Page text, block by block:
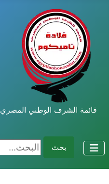
قائمة الشرف الوطني المصري
بحث البحث...